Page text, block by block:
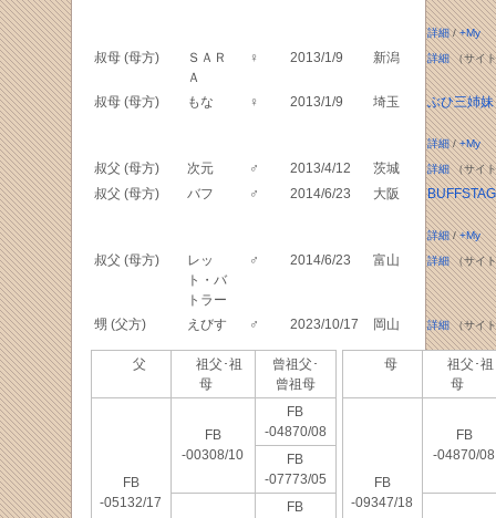
詳細/+My
叔母 (母方)
ＳＡＲ
Ａ
♀ 2013/1/9 新潟 詳細（サイ
叔母 (母方) もな ♀ 2013/1/9 埼玉 ぶひ三姉
詳細/+My
叔父 (母方) 次元 ♂ 2013/4/12 茨城 詳細（サイ
叔父 (母方) バフ ♂ 2014/6/23 大阪
詳細/+My
叔父 (母方)
レッ
ト・バ
トラー
♂ 2014/6/23 富山 詳細（サイ
甥 (父方) えびす ♂ 2023/10/17 岡山 詳細（サイ
父
祖父･祖
母
曾祖父･
曾祖母
FB
-05132/17
FB
-00308/10
FB
-04870/08
FB
-07773/05
FB
母
祖父･祖
母
FB
-09347/18
FB
-04870/08